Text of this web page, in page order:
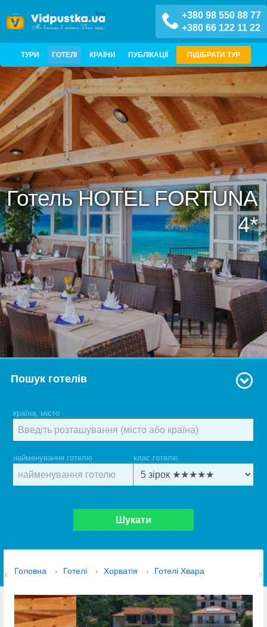
+380 98 550 88 77
+380 66 122 11 22
ТУРИ ГОТЕЛІ КРАЇНИ ПУБЛІКАЦІЇ ПІДІБРАТИ ТУР
Готель HOTEL FORTUNA
4*
Пошук готелів
країна, місто
найменування готелю клас готелю
Шукати
Головна › Готелі › Хорватія › Готелі Хвара